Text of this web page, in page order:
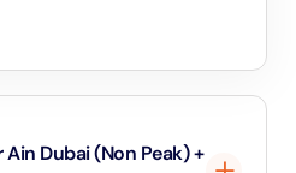
Dubai (Non Peak) +